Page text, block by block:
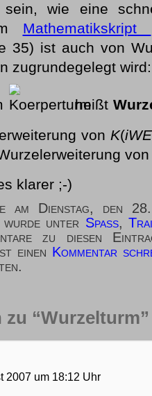
sein, wie eine
Mathematikskript
35) ist auch von
zugrundegelegt wird:
heißt
von K(iWE
klarer ;-)
am Dienstag, den
unter Spaß,
zu diesen
einen Kommentar
zu “Wurzelturm”
2007 um 18:12 Uhr